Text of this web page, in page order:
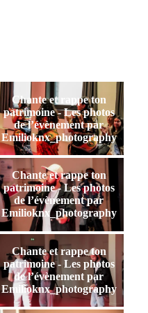
Chante et rappe ton
patrimoine - Les photos
de l’évènement par
Emilioknx_photography
Chante et rappe ton
patrimoine - Les photos
de l’évènement par
Emilioknx_photography
Chante et rappe ton
patrimoine - Les photos
de l’évènement par
Emilioknx_photography